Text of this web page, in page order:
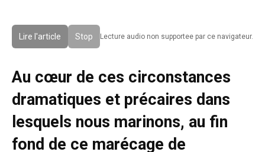
Lire l'article Stop Lecture audio non supportee par ce navigateur.
Au cœur de ces circonstances
dramatiques et précaires dans
lesquels nous marinons, au fin
fond de ce marécage de